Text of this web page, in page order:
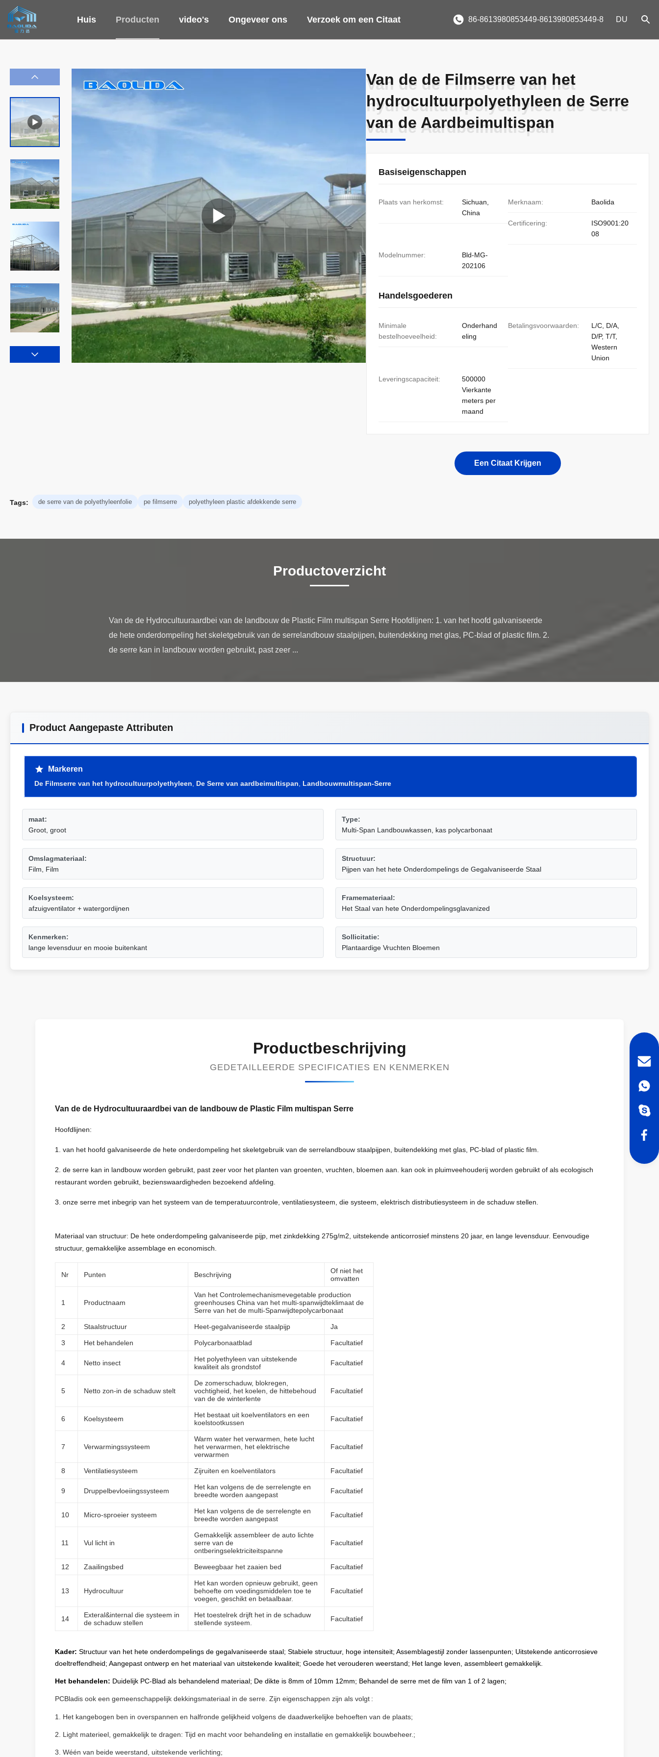
Huis Producten video's Ongeveer ons Verzoek om een Citaat 86-8613980853449-8613980853449-8 DU
Van de de Filmserre van het
hydrocultuurpolyethyleen de Serre
van de Aardbeimultispan
Van de de Filmserre van het
hydrocultuurpolyethyleen de Serre
van de Aardbeimultispan
Basiseigenschappen
Plaats van herkomst:
Sichuan,
China
Merknaam: Baolida
Certificering:
ISO9001:20
08
Modelnummer:
Bld-MG-
202106
Handelsgoederen
Minimale
bestelhoeveelheid:
Onderhand
eling
Betalingsvoorwaarden:
L/C, D/A,
D/P, T/T,
Western
Union
Leveringscapaciteit:
500000
Vierkante
meters per
maand
Een Citaat Krijgen
Tags: de serre van de polyethyleenfolie pe filmserre polyethyleen plastic afdekkende serre
Productoverzicht
Van de de Hydrocultuuraardbei van de landbouw de Plastic Film multispan Serre Hoofdlijnen: 1. van het hoofd galvaniseerde
de hete onderdompeling het skeletgebruik van de serrelandbouw staalpijpen, buitendekking met glas, PC-blad of plastic film. 2.
Product Aangepaste Attributen
Markeren
De Filmserre van het hydrocultuurpolyethyleen De Serre van aardbeimultispan Landbouwmultispan-Serre
maat:
Groot, groot
Type:
Multi-Span Landbouwkassen, kas polycarbonaat
Omslagmateriaal:
Film, Film
Structuur:
Pijpen van het hete Onderdompelings de Gegalvaniseerde Staal
Koelsysteem:
afzuigventilator + watergordijnen
Framemateriaal:
Het Staal van hete Onderdompelingsglavanized
Kenmerken:
lange levensduur en mooie buitenkant
Sollicitatie:
Plantaardige Vruchten Bloemen
Productbeschrijving
GEDETAILLEERDE SPECIFICATIES EN KENMERKEN
Van de de Hydrocultuuraardbei van de landbouw de Plastic Film multispan Serre
Hoofdlijnen:
1. van het hoofd galvaniseerde de hete onderdompeling het skeletgebruik van de serrelandbouw staalpijpen, buitendekking met glas, PC-blad of plastic film.
2. de serre kan in landbouw worden gebruikt, past zeer voor het planten van groenten, vruchten, bloemen aan. kan ook in pluimveehouderij worden gebruikt of als ecologisch
restaurant worden gebruikt, bezienswaardigheden bezoekend afdeling.
3. onze serre met inbegrip van het systeem van de temperatuurcontrole, ventilatiesysteem, die systeem, elektrisch distributiesysteem in de schaduw stellen.
Materiaal van structuur: De hete onderdompeling galvaniseerde pijp, met zinkdekking 275g/m2, uitstekende anticorrosief minstens 20 jaar, en lange levensduur. Eenvoudige
structuur, gemakkelijke assemblage en economisch.
Nr Punten Beschrijving
Of niet het
omvatten
1 Productnaam
Van het Controlemechanismevegetable production
greenhouses China van het multi-spanwijdteklimaat de
Serre van het de multi-Spanwijdtepolycarbonaat
2 Staalstructuur Heet-gegalvaniseerde staalpijp Ja
3 Het behandelen Polycarbonaatblad Facultatief
4 Netto insect
Het polyethyleen van uitstekende
kwaliteit als grondstof
Facultatief
5 Netto zon-in de schaduw stelt
De zomerschaduw, blokregen,
vochtigheid, het koelen, de hittebehoud
van de de winterlente
Facultatief
6 Koelsysteem
Het bestaat uit koelventilators en een
koelstootkussen
Facultatief
7 Verwarmingssysteem
Warm water het verwarmen, hete lucht
het verwarmen, het elektrische
verwarmen
Facultatief
8 Ventilatiesysteem Zijruiten en koelventilators Facultatief
9 Druppelbevloeiingssysteem
Het kan volgens de de serrelengte en
breedte worden aangepast
Facultatief
10 Micro-sproeier systeem
Het kan volgens de de serrelengte en
breedte worden aangepast
Facultatief
11 Vul licht in
Gemakkelijk assembleer de auto lichte
serre van de
ontberingselektriciteitspanne
Facultatief
12 Zaailingsbed Beweegbaar het zaaien bed Facultatief
13 Hydrocultuur
Het kan worden opnieuw gebruikt, geen
behoefte om voedingsmiddelen toe te
voegen, geschikt en betaalbaar.
Facultatief
14
Exteral&internal die systeem in
de schaduw stellen
Het toestelrek drijft het in de schaduw
stellende systeem.
Facultatief
Kader: Structuur van het hete onderdompelings de gegalvaniseerde staal; Stabiele structuur, hoge intensiteit; Assemblagestijl zonder lassenpunten; Uitstekende anticorrosieve
doeltreffendheid; Aangepast ontwerp en het materiaal van uitstekende kwaliteit; Goede het verouderen weerstand; Het lange leven, assembleert gemakkelijk.
Het behandelen: Duidelijk PC-Blad als behandelend materiaal; De dikte is 8mm of 10mm 12mm; Behandel de serre met de film van 1 of 2 lagen;
PCBladis ook een gemeenschappelijk dekkingsmateriaal in de serre. Zijn eigenschappen zijn als volgt :
1. Het kangebogen ben in overspannen en halfronde gelijkheid volgens de daadwerkelijke behoeften van de plaats;
2. L ight materieel, gemakkelijk te dragen: Tijd en macht voor behandeling en installatie en gemakkelijk bouwbeheer. ;
3. Wéén van beide weerstand, uitstekende verlichting;